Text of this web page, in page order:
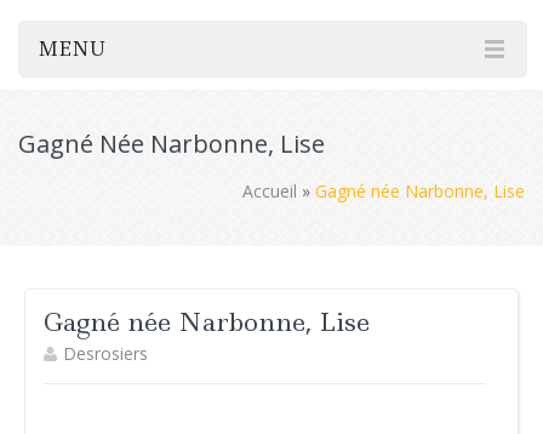
MENU
Gagné Née Narbonne, Lise
Accueil » Gagné née Narbonne, Lise
Gagné née Narbonne, Lise
Desrosiers